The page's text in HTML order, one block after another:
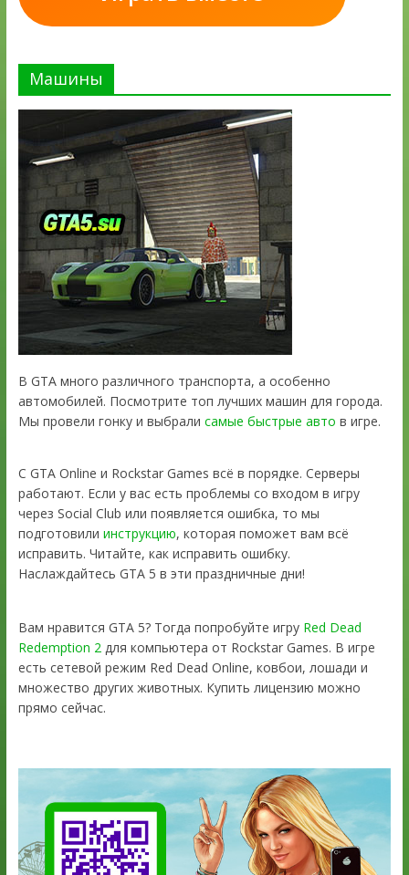
Машины
В GTA много различного транспорта, а особенно
автомобилей. Посмотрите топ лучших машин для города.
Мы провели гонку и выбрали самые быстрые авто в игре.
С GTA Online и Rockstar Games всё в порядке. Серверы
работают. Если у вас есть проблемы со входом в игру
через Social Club или появляется ошибка, то мы
подготовили инструкцию, которая поможет вам всё
исправить. Читайте, как исправить ошибку.
Наслаждайтесь GTA 5 в эти праздничные дни!
Вам нравится GTA 5? Тогда попробуйте игру Red Dead
Redemption 2 для компьютера от Rockstar Games. В игре
есть сетевой режим Red Dead Online, ковбои, лошади и
множество других животных. Купить лицензию можно
прямо сейчас.